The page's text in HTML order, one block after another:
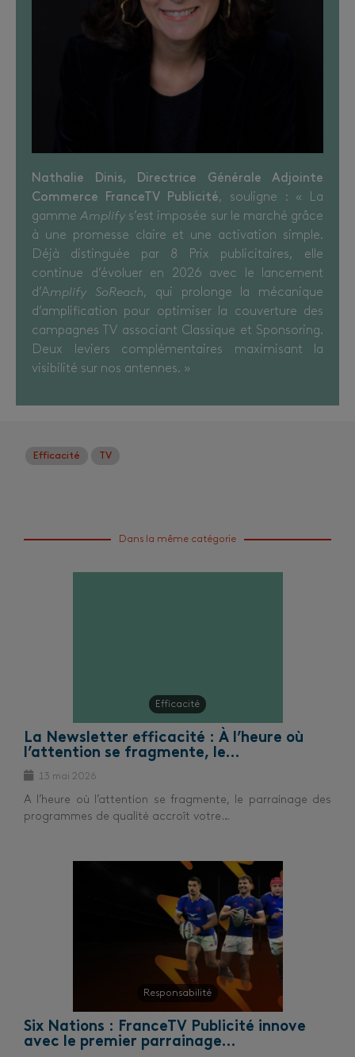
Nathalie Dinis, Directrice Générale Adjointe
Commerce FranceTV Publicité, souligne : « La
gammeAmplify s’est imposée sur le marché grâce
à une promesse claire et une activation simple.
Déjà distinguée par 8 Prix publicitaires, elle
continue d’évoluer en 2026 avec le lancement
d’Amplify SoReach, qui prolonge la mécanique
d’amplification pour optimiser la couverture des
campagnes TV associant Classique et Sponsoring.
Deux leviers complémentaires maximisant la
visibilité sur nos antennes. »
Efficacité TV
Dans la même catégorie
Efficacité
La Newsletter efficacité : À l’heure où
l’attention se fragmente, le…
13 mai 2026
A l’heure où l’attention se fragmente, le parrainage des
programmes de qualité accroît votre…
Responsabilité
Six Nations : FranceTV Publicité innove
avec le premier parrainage…